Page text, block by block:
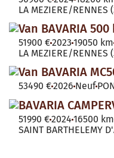
LA MEZIERE/
Van BAVARIA 500
51900 €2023 19050 km
LA MEZIERE/
Van BAVARIA
53490 €2026 Neuf
BAVARIA
51990 €2024 16500 km
SAINT BARTHELEMY